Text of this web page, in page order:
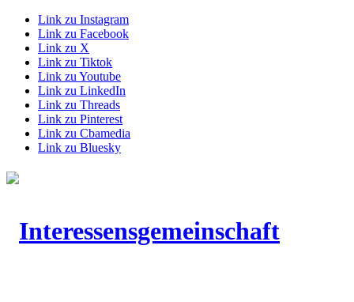
Link zu Instagram
Link zu Facebook
Link zu X
Link zu Tiktok
Link zu Youtube
Link zu LinkedIn
Link zu Threads
Link zu Pinterest
Link zu Cbamedia
Link zu Bluesky